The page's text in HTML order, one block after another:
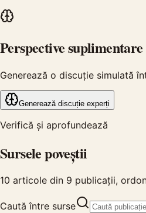
Perspective suplimentare
Generează o discuție simulată
Generează discuție experți
Verifică și aprofundează
Sursele poveștii
10 articole din 9 publicații,
Caută între surse